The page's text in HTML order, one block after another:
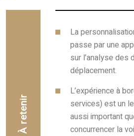
À retenir
La
passe par une
sur l’analyse des
déplacement.
L’expérience à
services) est un
aussi important
concurrencer la